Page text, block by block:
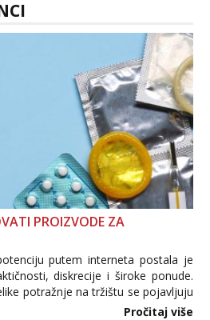
PROIZVODE ZA
putem interneta postala je
diskrecije i široke ponude.
potražnje na tržištu se pojavljuju
nepouzdane internetske
Pročitaj više